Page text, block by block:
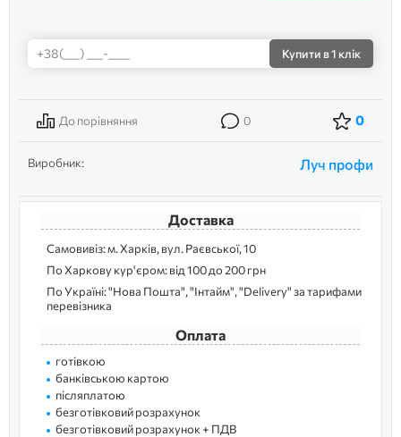
Купити в 1 клік
До порівняння 0 0
Виробник: Луч профи
Доставка
Самовивіз: м. Харків, вул. Раєвської, 10
По Харкову кур'єром: від 100 до 200 грн
По Україні: "Нова Пошта", "Інтайм", "Delivery" за тарифами
перевізника
Оплата
готівкою
банківською картою
післяплатою
безготівковий розрахунок
безготівковий розрахунок + ПДВ